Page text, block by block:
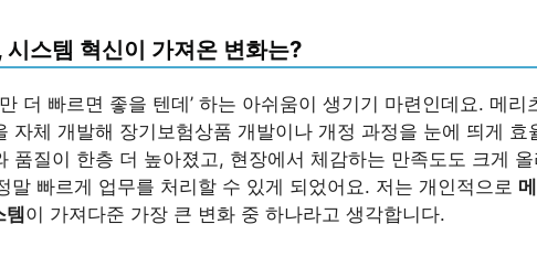
시스템 혁신이 가져온 변화는?
더 빠르면 좋을 텐데’ 하는 아쉬움이 생기기 마련인데요. 메리
자체 개발해 장기보험상품 개발이나 개정 과정을 눈에 띄게 효
품질이 한층 더 높아졌고, 현장에서 체감하는 만족도도 크게 올
말 빠르게 업무를 처리할 수 있게 되었어요. 저는 개인적으로
템이 가져다준 가장 큰 변화 중 하나라고 생각합니다.